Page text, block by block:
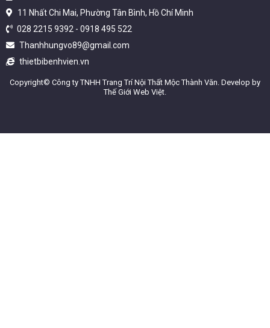
11 Nhất Chi Mai, Phường Tân Bình, Hồ Chí Minh
028 2215 9392 - 0918 495 522
Thanhhungvo89@gmail.com
thietbibenhvien.vn
Copyright© Công ty TNHH Trang Trí Nội Thất Mộc Thành Văn. Develop by
Thế Giới Web Việt.